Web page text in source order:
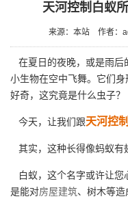
天河控制白蚁
来源：本站 作者：
在夏日的夜晚，或是雨后
小生物在空中飞舞。它们
好奇，这究竟是什么虫子？
今天，让我们跟天河控
其实，这种长得像蚂蚁有
白蚁，这个名字或许让您
是能对房屋建筑、树木等造